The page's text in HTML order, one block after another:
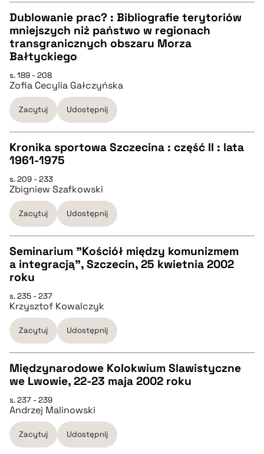
BIBTEX
pobierz cytat
CZYSTY TEKST
pobierz cytat
BIBTEX
pobierz cytat
Dublowanie prac? : Bibliografie terytoriów
mniejszych niż państwo w regionach
transgranicznych obszaru Morza
Bałtyckiego
s. 189 - 208
Zofia Cecylia Gałczyńska
Zacytuj Udostępnij
pobierz cytat
BIBTEX
pobierz cytat
Kronika sportowa Szczecina : część II : lata
1961-1975
s. 209 - 233
Zbigniew Szafkowski
Zacytuj Udostępnij
CZYSTY TEKST
pobierz cytat
BIBTEX
pobierz cytat
Seminarium "Kościół między komunizmem
a integracją", Szczecin, 25 kwietnia 2002
roku
s. 235 - 237
Krzysztof Kowalczyk
Zacytuj Udostępnij
pobierz cytat
Międzynarodowe Kolokwium Slawistyczne
we Lwowie, 22-23 maja 2002 roku
s. 237 - 239
Andrzej Malinowski
Zacytuj Udostępnij